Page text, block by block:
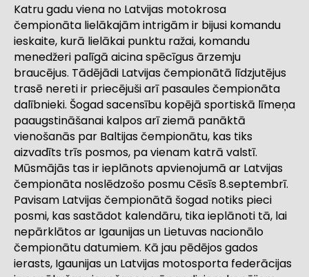
Katru gadu viena no Latvijas motokrosa
čempionāta lielākajām intrigām ir bijusi komandu
ieskaite, kurā lielākai punktu ražai, komandu
menedžeri palīgā aicina spēcīgus ārzemju
braucējus. Tādējādi Latvijas čempionātā līdzjutējus
trasē nereti ir priecējuši arī pasaules čempionāta
dalībnieki. Šogad sacensību kopējā sportiskā līmeņa
paaugstināšanai kalpos arī ziemā panāktā
vienošanās par Baltijas čempionātu, kas tiks
aizvadīts trīs posmos, pa vienam katrā valstī.
Mūsmājās tas ir ieplānots apvienojumā ar Latvijas
čempionāta noslēdzošo posmu Cēsīs 8.septembrī.
Pavisam Latvijas čempionātā šogad notiks pieci
posmi, kas sastādot kalendāru, tika ieplānoti tā, lai
nepārklātos ar Igaunijas un Lietuvas nacionālo
čempionātu datumiem. Kā jau pēdējos gados
ierasts, Igaunijas un Latvijas motosporta federācijas